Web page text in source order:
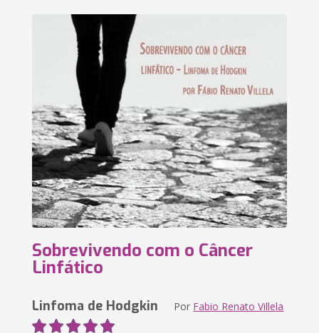
Sobrevivendo com o Câncer
Linfático
Linfoma de Hodgkin Por Fabio Renato Villela